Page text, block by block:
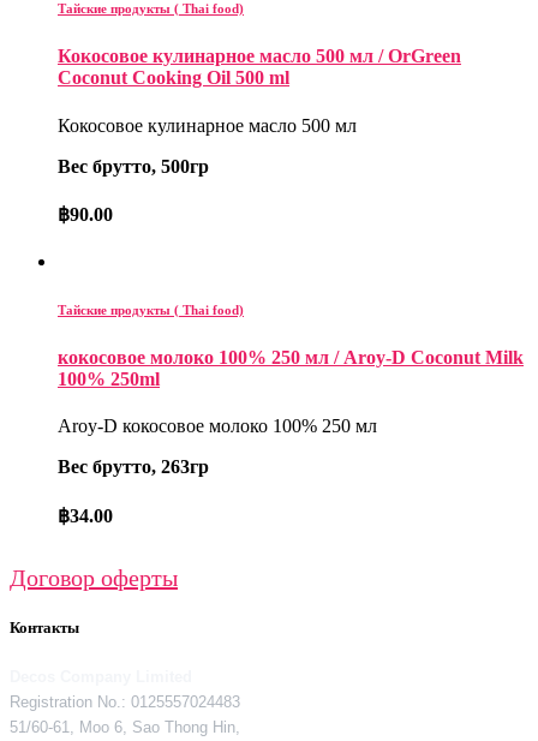
Тайские продукты ( Thai food)
Кокосовое кулинарное масло 500 мл / OrGreen
Coconut Cooking Oil 500 ml
Кокосовое кулинарное масло 500 мл
Вес брутто, 500гр
฿90.00
Тайские продукты ( Thai food)
кокосовое молоко 100% 250 мл / Aroy-D Coconut Milk
100% 250ml
Aroy-D кокосовое молоко 100% 250 мл
Вес брутто, 263гр
฿34.00
Договор оферты
Контакты
Registration No.: 0125557024483
51/60-61, Moo 6, Sao Thong Hin,